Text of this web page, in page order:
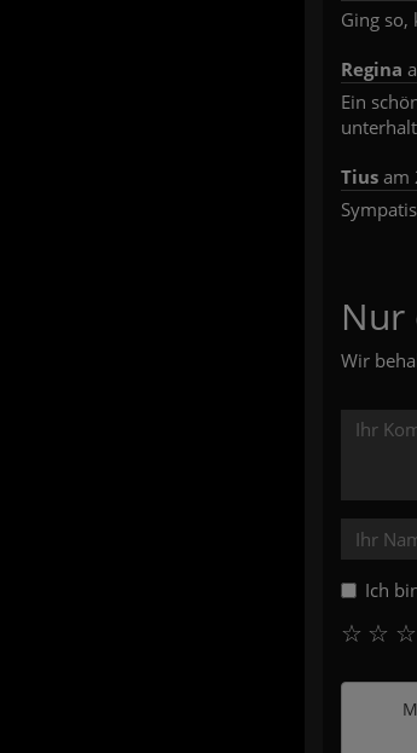
Ging so,
Regina
Ein
Tius am
Nur
Wir
Ich
☆
☆
☆